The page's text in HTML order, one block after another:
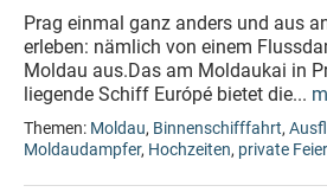
Prag einmal ganz anders und aus
erleben: nämlich von einem
Moldau aus.Das am Moldaukai in
liegende Schiff Európé bietet die...
Themen: Moldau, Binnenschifffahrt,
Moldaudampfer, Hochzeiten, private